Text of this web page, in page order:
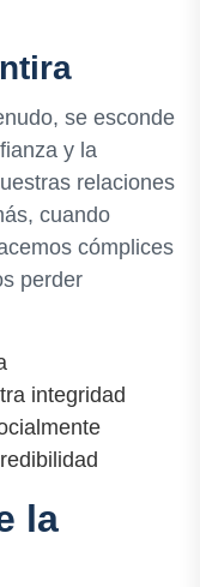
se esconde
y la
relaciones
cuando
cómplices
perder
integridad
la